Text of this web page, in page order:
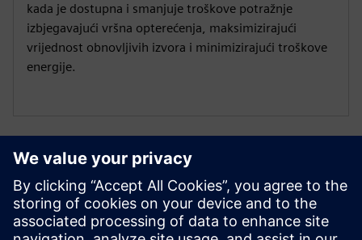
kada je dostupna i smanjuje troškove potražnje
izbjegavajući vršna opterećenja, maksimizirajući
vrijednost obnovljivih izvora i minimizirajući troškove
energije.
Rješenja za skladištenje energije baterije
Steknite dubinsko znanje i uvid u BESS